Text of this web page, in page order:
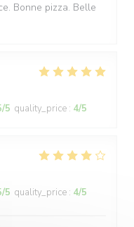
Bonne pizza. Belle
/5 quality_price : 4/5
/5 quality_price : 4/5